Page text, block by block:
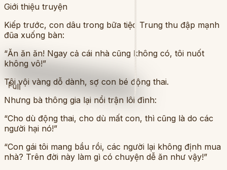
Full
Giới thiệu truyện
Kiếp trước, con dâu trong bữa tiệc Trung thu đập mạnh
đũa xuống bàn:
“Ăn ăn ăn! Ngay cả cái nhà cũng không có, tôi nuốt
không vô!”
Tôi vội vàng dỗ dành, sợ con bé động thai.
Nhưng bà thông gia lại nổi trận lôi đình:
“Cho dù động thai, cho dù mất con, thì cũng là do các
người hại nó!”
“Con gái tôi mang bầu rồi, các người lại không định mua
nhà? Trên đời này làm gì có chuyện dễ ăn như vậy!”